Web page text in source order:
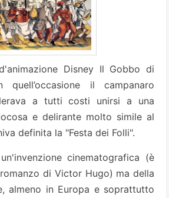
Disney Il Gobbo di
quell’occasione il campanaro
a tutti costi unirsi a una
e delirante molto simile al
definita la "Festa dei Folli".
cinematografica (è
di Victor Hugo) ma della
almeno in Europa e soprattutto